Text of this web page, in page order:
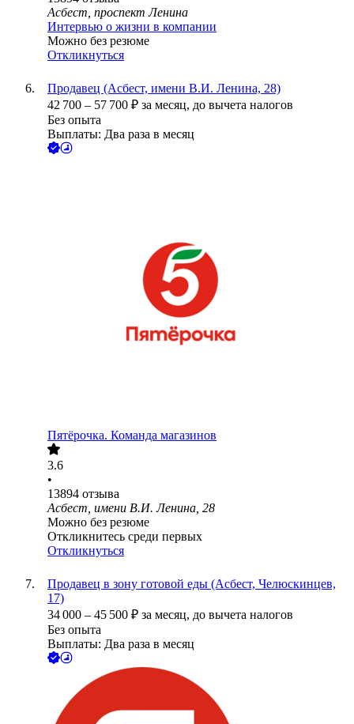
Асбест, проспект Ленина
Интервью о жизни в компании
Можно без резюме
Откликнуться
Продавец (Асбест, имени В.И. Ленина, 28)
42 700 – 57 700 ₽ за месяц, до вычета налогов
Без опыта
Выплаты: Два раза в месяц
Пятёрочка. Команда магазинов
3.6
•
13894 отзыва
Асбест, имени В.И. Ленина, 28
Можно без резюме
Откликнитесь среди первых
Откликнуться
Продавец в зону готовой еды (Асбест, Челюскинцев,
17)
34 000 – 45 500 ₽ за месяц, до вычета налогов
Без опыта
Выплаты: Два раза в месяц